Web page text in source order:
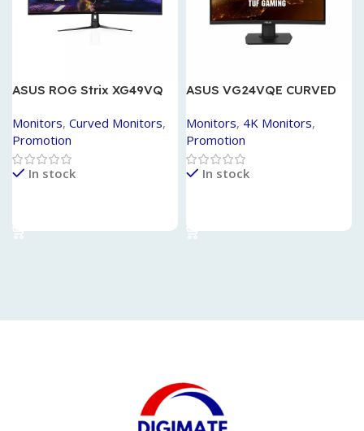
ASUS ROG Strix XG49VQ
Monitors, Curved Monitors,
Promotion
In stock
ASUS VG24VQE CURVED
Monitors, 4K Monitors,
Promotion
In stock